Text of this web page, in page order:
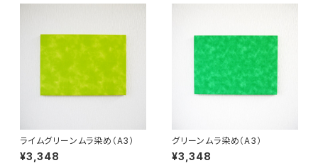
ライムグリーンムラ染め（A3）
¥3,348
グリーンムラ染め（A3）
¥3,348